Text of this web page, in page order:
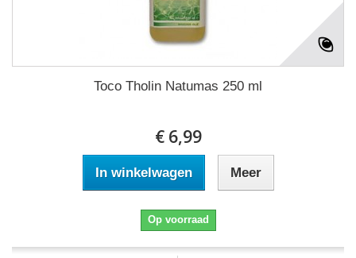
Toco Tholin Natumas 250 ml
€ 6,99
In winkelwagen Meer
Op voorraad